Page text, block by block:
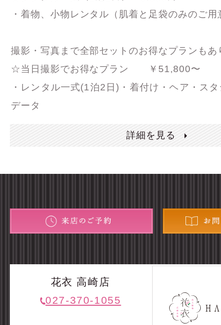
・着物、小物レンタル（肌着と足袋のみのご
撮影・写真まで全部セットのお得なプランもあ
☆当日撮影でお得なプラン ￥51,800〜
・レンタル一式(1泊2日)・着付け・ヘア・ス
データ
詳細を見る
花衣 高崎店
027-370-1055